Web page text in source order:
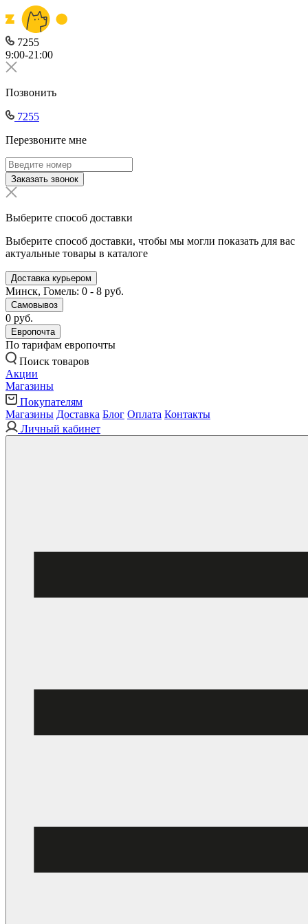
7255
9:00-21:00
Позвонить
7255
Перезвоните мне
Заказать звонок
Выберите способ доставки
Выберите способ доставки, чтобы мы могли показать для вас
актуальные товары в каталоге
Доставка курьером
Минск, Гомель: 0 - 8 руб.
Самовывоз
0 руб.
Европочта
По тарифам европочты
Поиск товаров
Акции
Магазины
Покупателям
Магазины Доставка Блог Оплата Контакты
Личный кабинет